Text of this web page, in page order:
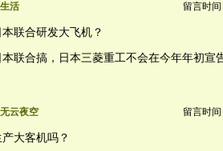
活 留言时间
联合研发大飞机？
本联合搞，日本三菱重工不会在今年年初宣
无云夜空 留言时间
大客机吗？